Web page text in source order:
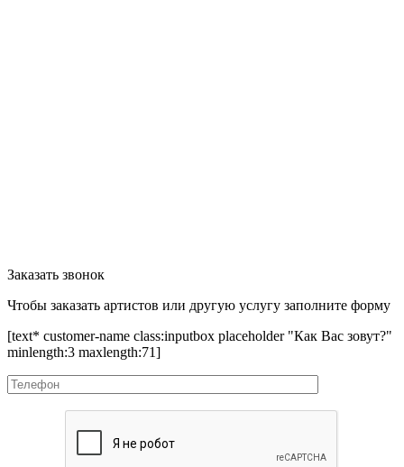
Заказать звонок
Чтобы заказать артистов или другую услугу заполните форму
[text* customer-name class:inputbox placeholder "Как Вас зовут?"
minlength:3 maxlength:71]